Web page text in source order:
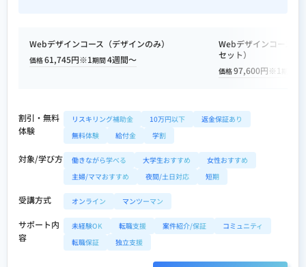
Webデザインコース（デザインのみ）
価格61,745円※1期間4週間〜
Webデザインコース（
セット）
価格97,600円※1
割引・無料
体験
リスキリング補助金 10万円以下
返金保証あり
無料体験
給付金 学割
対象/学び方 働きながら学べる 大学生おすすめ
女性おすすめ
主婦/ママおすすめ
夜間/土日対応 短期
受講方式 オンライン マンツーマン
サポート内
容
未経験OK 転職支援 案件紹介/保証
コミュニティ
転職保証
独立支援